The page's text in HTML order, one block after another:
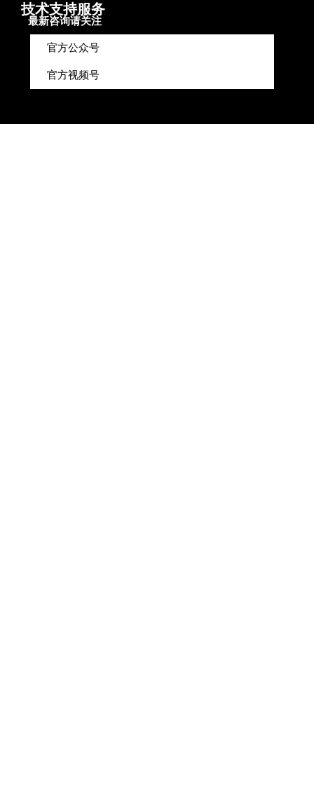
技术支持服务
最新咨询请关注
官方公众号
官方视频号